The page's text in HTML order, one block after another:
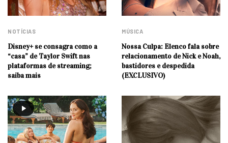
NOTÍCIAS
Disney+ se consagra como a
“casa” de Taylor Swift nas
plataformas de streaming;
saiba mais
MÚSICA
Nossa Culpa: Elenco fala sobre
relacionamento de Nick e Noah,
bastidores e despedida
(EXCLUSIVO)